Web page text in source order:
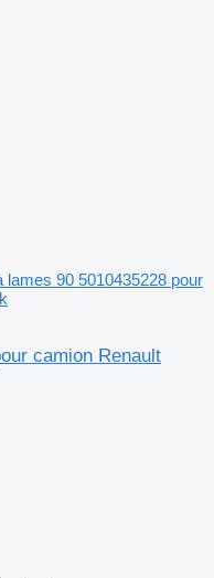
lames 90 5010435228 pour
camion Renault